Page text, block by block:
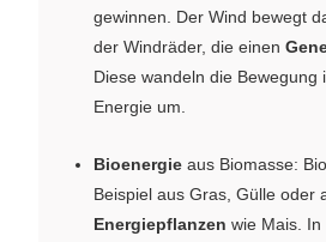
gewinnen. Der Wind bewegt
der Windräder, die einen
Diese wandeln die Bewegung
Energie um.
Bioenergie aus Biomasse:
Beispiel aus Gras, Gülle oder
Energiepflanzen wie Mais. In